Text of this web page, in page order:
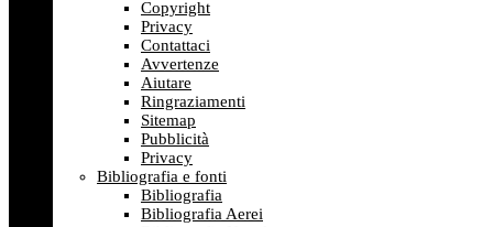
Copyright
Privacy
Contattaci
Avvertenze
Aiutare
Ringraziamenti
Sitemap
Pubblicità
Privacy
Bibliografia e fonti
Bibliografia
Bibliografia Aerei